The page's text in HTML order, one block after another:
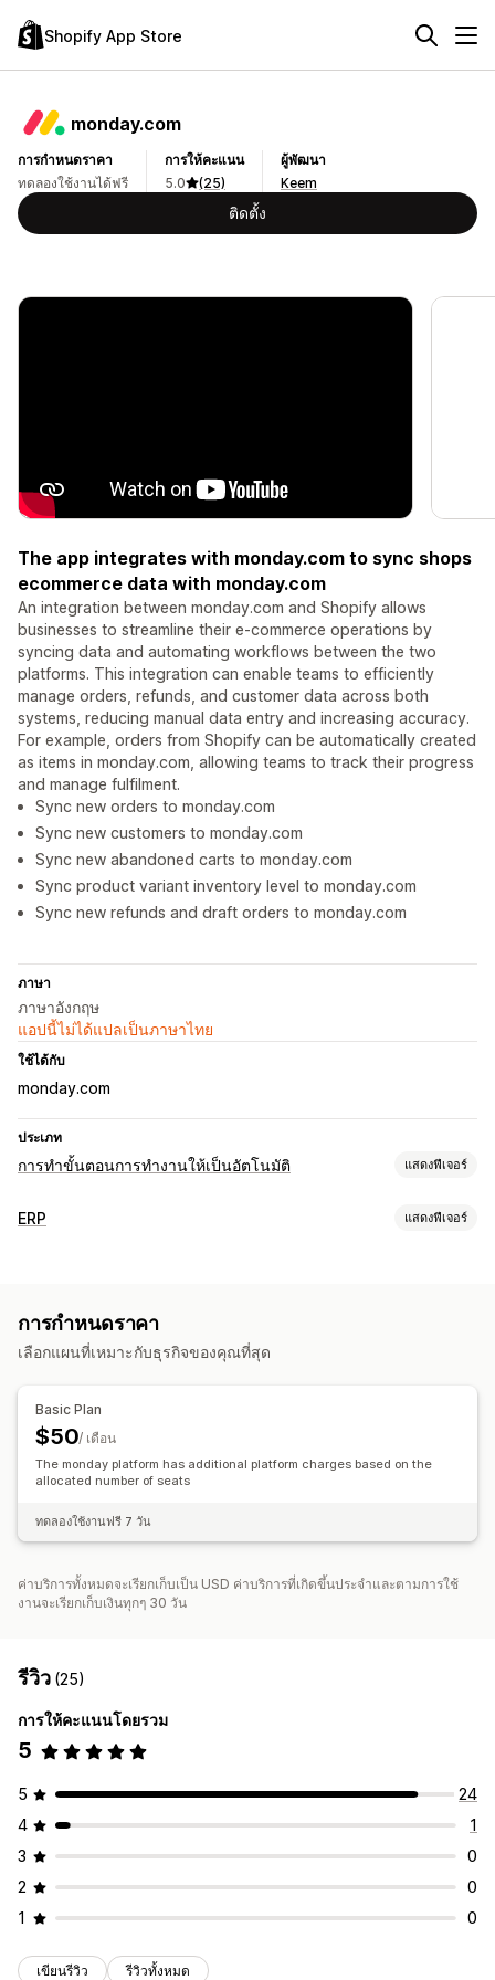
Shopify App Store
monday.com
การกำหนดราคา
ทดลองใช้งานได้ฟรี
การให้คะแนน
5.0
(25)
ผู้พัฒนา
Keem
ติดตั้ง
The app integrates with monday.com to sync shops
ecommerce data with monday.com
An integration between monday.com and Shopify allows
businesses to streamline their e-commerce operations by
syncing data and automating workflows between the two
platforms. This integration can enable teams to efficiently
manage orders, refunds, and customer data across both
systems, reducing manual data entry and increasing accuracy.
For example, orders from Shopify can be automatically created
as items in monday.com, allowing teams to track their progress
and manage fulfilment.
Sync new orders to monday.com
Sync new customers to monday.com
Sync new abandoned carts to monday.com
Sync product variant inventory level to monday.com
Sync new refunds and draft orders to monday.com
ภาษา
ภาษาอังกฤษ
แอปนี้ไม่ได้แปลเป็นภาษาไทย
ใช้ได้กับ
monday.com
ประเภท
การทำขั้นตอนการทำงานให้เป็นอัตโนมัติ แสดงฟีเจอร์
งานอัตโนมัติ
การเติมสต็อกสินค้า การประมวลผลการสั่งซื้อ
API
ทริกเกอร์ที่กำหนดเอง
เวิร์กโฟลว์ที่กำหนดเอง
ERP แสดงฟีเจอร์
การจัดการสินค้าคงคลัง
บัญชีและการเงิน
คำสั่งซื้อ
การกำหนดราคา
เลือกแผนที่เหมาะกับธุรกิจของคุณที่สุด
Basic Plan
$50/ เดือน
The monday platform has additional platform charges based on the
allocated number of seats
ทดลองใช้งานฟรี 7 วัน
ค่าบริการทั้งหมดจะเรียกเก็บเป็น USD ค่าบริการที่เกิดขึ้นประจำและตามการใช้
งานจะเรียกเก็บเงินทุกๆ 30 วัน
รีวิว (25)
การให้คะแนนโดยรวม
5
5
24
4
1
3
0
2
0
1
0
เขียนรีวิว รีวิวทั้งหมด